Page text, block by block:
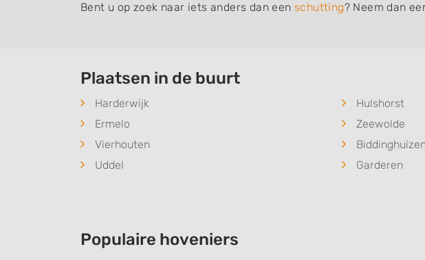
Bent u op zoek naar iets anders dan een schutting? Neem dan
Plaatsen in de buurt
Harderwijk Hulshorst
Ermelo
Zeewolde
Vierhouten
Uddel
Garderen
Populaire hoveniers